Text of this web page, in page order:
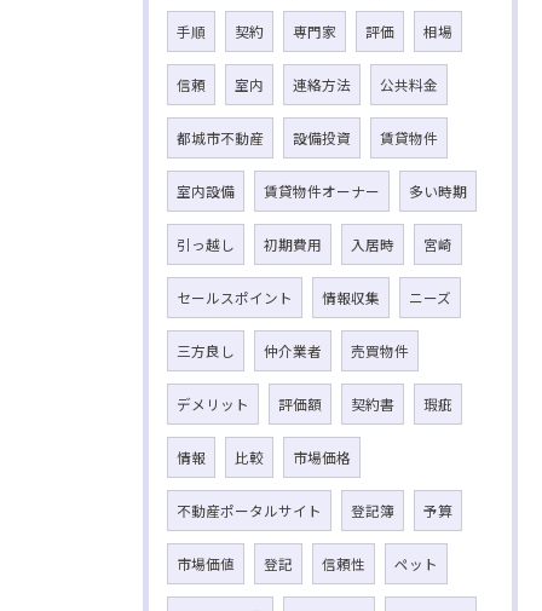
手順 契約 専門家 評価 相場
信頼 室内 連絡方法 公共料金
都城市不動産 設備投資 賃貸物件
室内設備 賃貸物件オーナー 多い時期
引っ越し 初期費用 入居時 宮崎
セールスポイント 情報収集 ニーズ
三方良し 仲介業者 売買物件
デメリット 評価額 契約書 瑕疵
情報 比較 市場価格
不動産ポータルサイト 登記簿 予算
市場価値 登記 信頼性 ペット